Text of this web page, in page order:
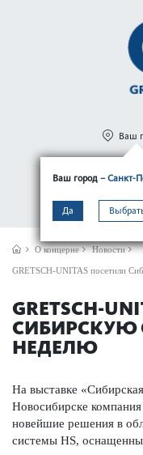
Ваш город – Санкт-
Да
Ваш
МЕНЮ
О концерне Новости
GRETSCH-UNITAS посетили
GRETSCH-
СИБИРСКУЮ
НЕДЕЛЮ
На выставке
Новосибирске
новейшие решения в
системы HS,